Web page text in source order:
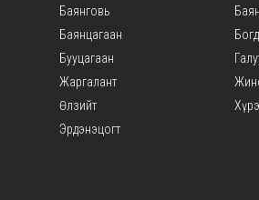
Баянговь
Баянцагаан
Богд
Бууцагаан
Жаргалант
Өлзийт
Эрдэнэцогт